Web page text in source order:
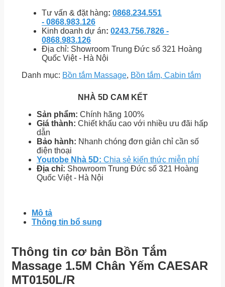
Tư vấn & đặt hàng: 0868.234.551
- 0868.983.126
Kinh doanh dự án: 0243.756.7826 -
0868.983.126
Địa chỉ: Showroom Trung Đức số 321 Hoàng
Quốc Việt - Hà Nội
Danh mục: Bồn tắm Massage, Bồn tắm, Cabin tắm
NHÀ 5D CAM KẾT
Sản phẩm: Chính hãng 100%
Giá thành: Chiết khấu cao với nhiều ưu đãi hấp
dẫn
Bảo hành: Nhanh chóng đơn giản chỉ cần số
điện thoại
Youtobe Nhà 5D: Chia sẻ kiến thức miễn phí
Địa chỉ: Showroom Trung Đức số 321 Hoàng
Quốc Việt - Hà Nội
Mô tả
Thông tin bổ sung
Thông tin cơ bản Bồn Tắm
Massage 1.5M Chân Yếm CAESAR
MT0150L/R